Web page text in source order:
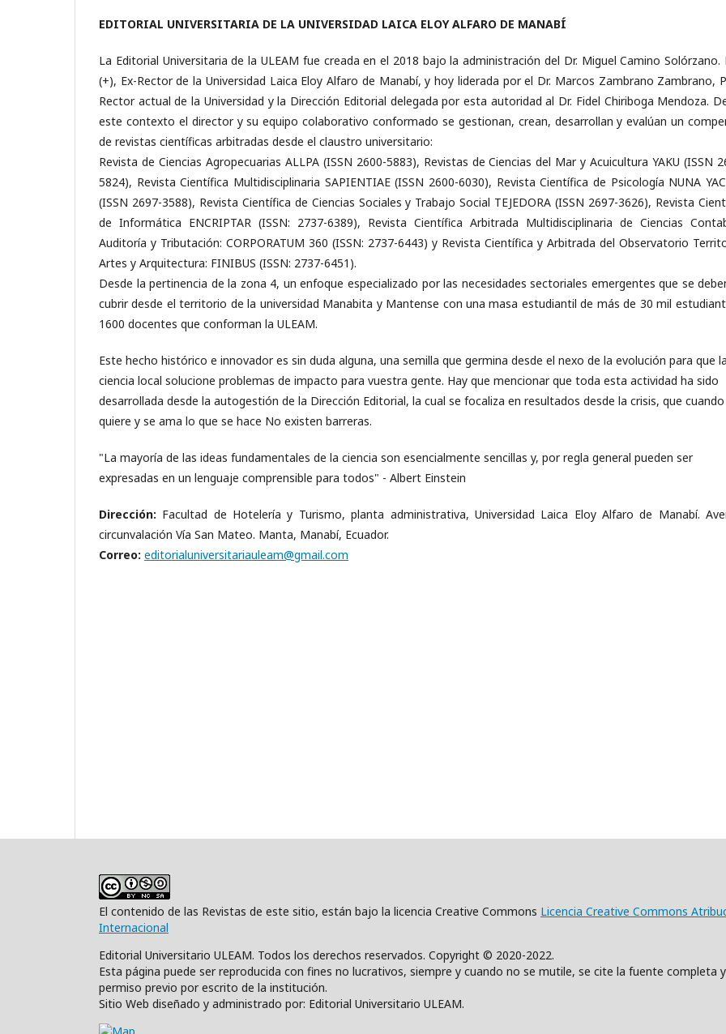
EDITORIAL UNIVERSITARIA DE LA UNIVERSIDAD LAICA ELOY ALFARO DE MANABÍ
La Editorial Universitaria de la ULEAM fue creada en el 2018 bajo la administración del Dr. Miguel Camino Solórzano.
(+), Ex-Rector de la Universidad Laica Eloy Alfaro de Manabí, y hoy liderada por el Dr. Marcos Zambrano Zambrano,
Rector actual de la Universidad y la Dirección Editorial delegada por esta autoridad al Dr. Fidel Chiriboga Mendoza.
este contexto el director y su equipo colaborativo conformado se gestionan, crean, desarrollan y evalúan un
de revistas científicas arbitradas desde el claustro universitario:
Revista de Ciencias Agropecuarias ALLPA (ISSN 2600-5883), Revistas de Ciencias del Mar y Acuicultura YAKU (ISSN
5824), Revista Científica Multidisciplinaria SAPIENTIAE (ISSN 2600-6030), Revista Científica de Psicología NUNA
(ISSN 2697-3588), Revista Científica de Ciencias Sociales y Trabajo Social TEJEDORA (ISSN 2697-3626), Revista
de Informática ENCRIPTAR (ISSN: 2737-6389), Revista Científica Arbitrada Multidisciplinaria de Ciencias
Auditoría y Tributación: CORPORATUM 360 (ISSN: 2737-6443) y Revista Científica y Arbitrada del Observatorio
Artes y Arquitectura: FINIBUS (ISSN: 2737-6451).
Desde la pertinencia de la zona 4, un enfoque especializado por las necesidades sectoriales emergentes que se
cubrir desde el territorio de la universidad Manabita y Mantense con una masa estudiantil de más de 30 mil
1600 docentes que conforman la ULEAM.
Este hecho histórico e innovador es sin duda alguna, una semilla que germina desde el nexo de la evolución para que
ciencia local solucione problemas de impacto para vuestra gente. Hay que mencionar que toda esta actividad ha sido
desarrollada desde la autogestión de la Dirección Editorial, la cual se focaliza en resultados desde la crisis, que
quiere y se ama lo que se hace No existen barreras.
"La mayoría de las ideas fundamentales de la ciencia son esencialmente sencillas y, por regla general pueden ser
expresadas en un lenguaje comprensible para todos" - Albert Einstein
Dirección: Facultad de Hotelería y Turismo, planta administrativa, Universidad Laica Eloy Alfaro de Manabí.
circunvalación Vía San Mateo. Manta, Manabí, Ecuador.
Correo: editorialuniversitariauleam@gmail.com
El contenido de las Revistas de este sitio, están bajo la licencia Creative Commons Licencia Creative Commons
Internacional
Editorial Universitario ULEAM. Todos los derechos reservados. Copyright © 2020-2022.
Esta página puede ser reproducida con fines no lucrativos, siempre y cuando no se mutile, se cite la fuente
permiso previo por escrito de la institución.
Sitio Web diseñado y administrado por: Editorial Universitario ULEAM.